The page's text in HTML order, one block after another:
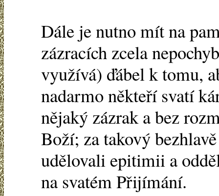
Dále je nutno mít na
zázracích zcela
využívá) ďábel k tomu,
nadarmo někteří svatí
nějaký zázrak a bez
Boží; za takový
udělovali epitimii a
na svatém Přijímání.